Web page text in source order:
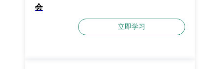
会
立即学习